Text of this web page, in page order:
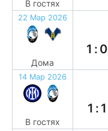
В гостях
22 Мар 2026
Дома
1:0
14 Мар 2026
В гостях
1:1